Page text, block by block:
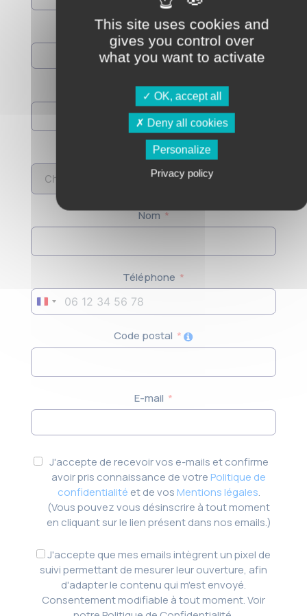
Entreprise
Ville
Je suis un client
Nom
Téléphone
France
+33
Code postal
E-mail
J'accepte de recevoir vos e-mails et confirme
avoir pris connaissance de votre Politique de
confidentialité et de vos Mentions légales.
(Vous pouvez vous désinscrire à tout moment
en cliquant sur le lien présent dans nos emails.)
J'accepte que mes emails intègrent un pixel de
suivi permettant de mesurer leur ouverture, afin
d'adapter le contenu qui m'est envoyé.
Consentement modifiable à tout moment. Voir
This site uses cookies and
gives you control over
what you want to activate
OK, accept all
Deny all cookies
Personalize
Privacy policy